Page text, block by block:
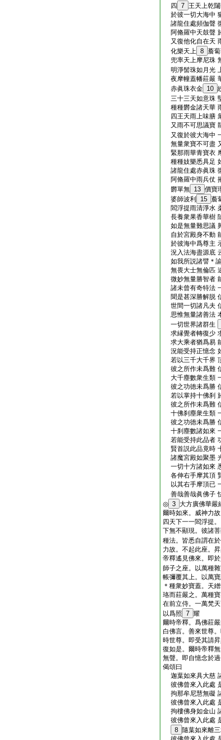
四 7 王天上乾
於彼一切大海中
諸龍住處頻伽聲
阿脩羅中天鼓聲
又復他化自在天
化樂天上 8 薝
兜率天上摩尼珠
明淨髻珠如月光
夜摩幢蓋幡莊嚴
赤眞珠衣金 10
三十三天如意珠
種種欝金諸天華
四王天雨上味膳
又雨不可思議寶
又復於彼大海中
無量衆寶不可盡
緊那雨華青寶衣
種種妓樂悉具足
諸龍住處赤眞珠
阿脩羅中雨兵仗
欝單無 13 價寶
婆師波利
15 薝
閻浮提雨清淨水
長養衆果香華樹
如是無量難思議
自於宮殿身不動
於彼海中爲尊主
況入法海盡源底
如我所説諸譬＊
無畏大士無倫匹
微妙無量勝智者
諸未曾有奇特法
聞是甚深勝解脱
世間一切諸凡夫
思惟無量諸善法
一切世界諸群生
求縁覺者轉復少
求大乘者猶爲易
況能受持正憶念
若以三千大千界
彼之所作未爲難
大千塵數衆生類
彼之功徳未爲勝
若以掌持十佛刹
彼之所作未爲難
十佛刹塵衆生類
彼之功徳未爲勝
十刹塵數諸如來
若能受持此品者
賢首説此品竟時
諸魔宮殿如聚墨
一切十方諸如來
各伸右手摩其頂
以其右手摩頂已
善哉善哉眞佛子
◎ 3 大方廣佛華
爾時如來。威神力
四天下一一閻浮提
下無不顯現。彼諸
種法。皆悉自謂在
力故。不起此座。
帝釋遙見佛來。即
師子之座。以萬種
帳彌覆其上。以萬
＊種衆妙寶蓋。天
珞而莊嚴之。萬種
在前立侍。一萬梵
以爲照 7 耀
爾時帝釋。爲佛莊
白佛言。善來世尊
時世尊。即受其請
復如是。爾時帝釋
無聲。即自憶念於
偈頌曰
迦葉如來具大慈
彼佛曾來入此處
拘那牟尼慧無礙
彼佛曾來入此處
拘樓佛身如金山
彼佛曾來入此處
8 隨葉如來離